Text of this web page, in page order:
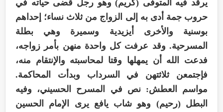
يرقد فيه المتوفى (كريم) وهو رجل قضى حياته في
حروب جمة أدى به إلى الزواج من ثلاث نساء؛ إحداهم
بوسنية والأخرى أيزيدية وسميرة وهي بطلة
المسرحية. وقد عرفت كل واحدة منهن بأمر زواجه،
فدعت الله أن يمهلها وقتا لمحاسبته والإنتقام منه،
فإجتمعن ثلاثتهن في السرداب وبدأت المحاكمة.
مواسم العطش: نص في المسرح الحسيني، وفيه
البطل (رحيم) وهو شاب يافع يرى الإمام الحسين